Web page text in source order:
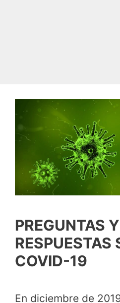
PREGUNTAS Y
RESPUESTAS
COVID-19
En diciembre de